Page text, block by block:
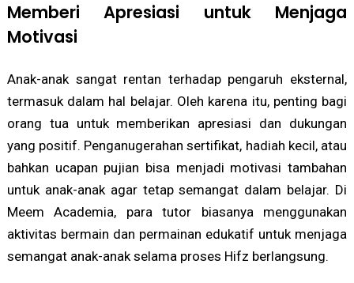
Memberi Apresiasi untuk Menjaga
Motivasi
Anak-anak sangat rentan terhadap pengaruh eksternal,
termasuk dalam hal belajar. Oleh karena itu, penting bagi
orang tua untuk memberikan apresiasi dan dukungan
yang positif. Penganugerahan sertifikat, hadiah kecil, atau
bahkan ucapan pujian bisa menjadi motivasi tambahan
untuk anak-anak agar tetap semangat dalam belajar. Di
Meem Academia, para tutor biasanya menggunakan
aktivitas bermain dan permainan edukatif untuk menjaga
semangat anak-anak selama proses Hifz berlangsung.